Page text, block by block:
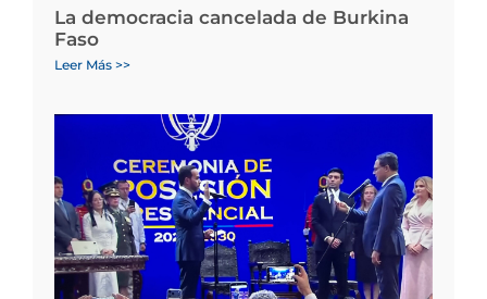
La democracia cancelada de Burkina
Faso
Leer Más >>